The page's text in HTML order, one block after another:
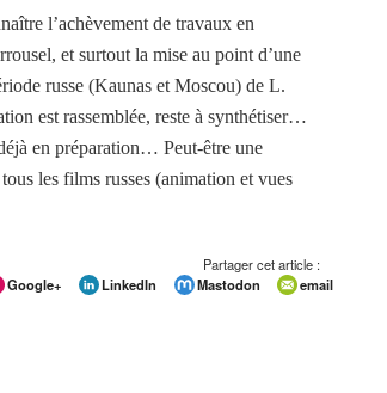
l’achèvement de travaux en
et surtout la mise au point d’une
russe (Kaunas et Moscou) de L.
est rassemblée, reste à synthétiser…
en préparation… Peut-être une
les films russes (animation et vues
Partager cet article :
Google+ LinkedIn Mastodon email